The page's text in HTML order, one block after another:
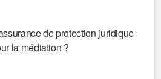
de protection juridique
la médiation ?